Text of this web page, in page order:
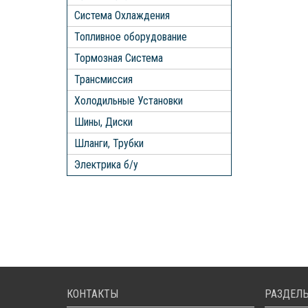
Система Охлаждения
Топливное оборудование
Тормозная Система
Трансмиссия
Холодильные Установки
Шины, Диски
Шланги, Трубки
Электрика б/у
КОНТАКТЫ